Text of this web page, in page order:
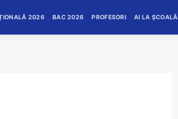
2026 BAC 2026 PROFESORI AI LA ȘCOALĂ